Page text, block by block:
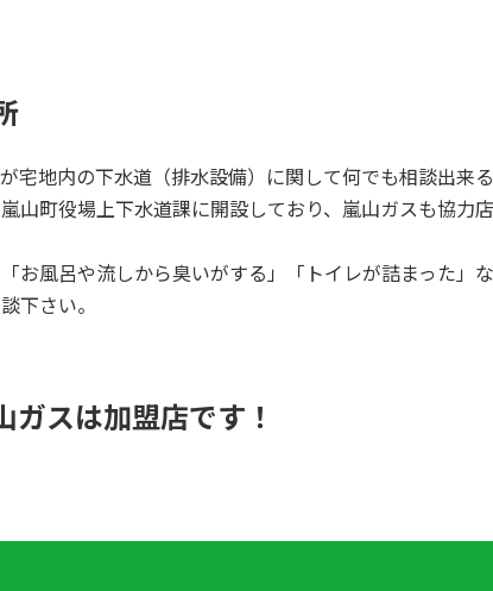
宅地内の下水道（排水設備）に関して何でも相談出来る
山町役場上下水道課に開設しており、嵐山ガスも協力
お風呂や流しから臭いがする」「トイレが詰まった」
下さい。
ガスは加盟店です！